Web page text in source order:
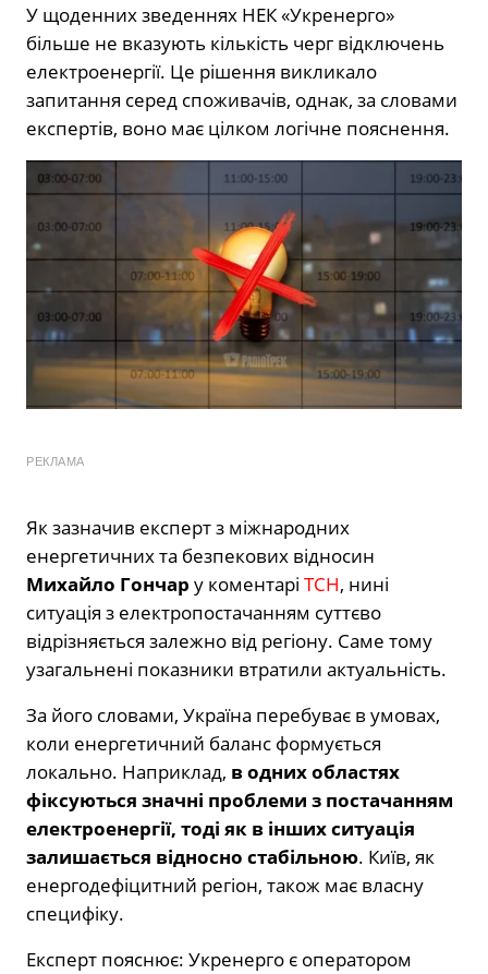
У щоденних зведеннях НЕК «Укренерго»
більше не вказують кількість черг відключень
електроенергії. Це рішення викликало
запитання серед споживачів, однак, за словами
експертів, воно має цілком логічне пояснення.
РЕКЛАМА
Як зазначив експерт з міжнародних
енергетичних та безпекових відносин
Михайло Гончар у коментарі ТСН, нині
ситуація з електропостачанням суттєво
відрізняється залежно від регіону. Саме тому
узагальнені показники втратили актуальність.
За його словами, Україна перебуває в умовах,
коли енергетичний баланс формується
локально. Наприклад, в одних областях
фіксуються значні проблеми з постачанням
електроенергії, тоді як в інших ситуація
залишається відносно стабільною. Київ, як
енергодефіцитний регіон, також має власну
специфіку.
Експерт пояснює: Укренерго є оператором